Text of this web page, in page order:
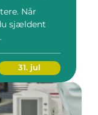
Når
sjældent
31. jul